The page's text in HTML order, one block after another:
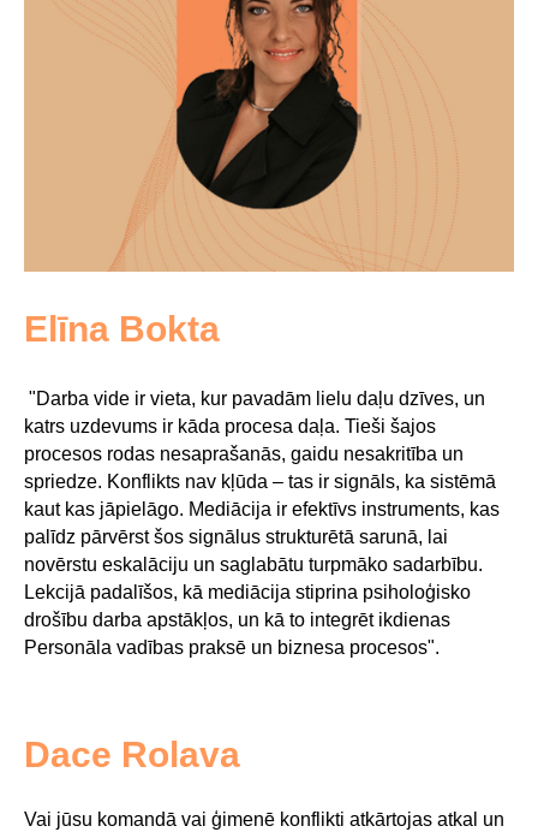
Elīna Bokta
"Darba vide ir vieta, kur pavadām lielu daļu dzīves, un
katrs uzdevums ir kāda procesa daļa. Tieši šajos
procesos rodas nesaprašanās, gaidu nesakritība un
spriedze. Konflikts nav kļūda – tas ir signāls, ka sistēmā
kaut kas jāpielāgo. Mediācija ir efektīvs instruments, kas
palīdz pārvērst šos signālus strukturētā sarunā, lai
novērstu eskalāciju un saglabātu turpmāko sadarbību.
Lekcijā padalīšos, kā mediācija stiprina psiholoģisko
drošību darba apstākļos, un kā to integrēt ikdienas
Personāla vadības praksē un biznesa procesos".
Dace Rolava
Vai jūsu komandā vai ģimenē konflikti atkārtojas atkal un